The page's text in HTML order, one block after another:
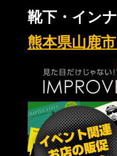
靴下・イン
熊本県山鹿